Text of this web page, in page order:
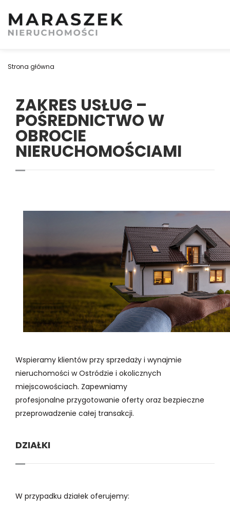
Strona główna
ZAKRES USŁUG –
POŚREDNICTWO W
OBROCIE
NIERUCHOMOŚCIAMI
Wspieramy klientów przy sprzedaży i wynajmie
nieruchomości w Ostródzie i okolicznych
miejscowościach. Zapewniamy
profesjonalne przygotowanie oferty oraz bezpieczne
przeprowadzenie całej transakcji.
DZIAŁKI
W przypadku działek oferujemy: